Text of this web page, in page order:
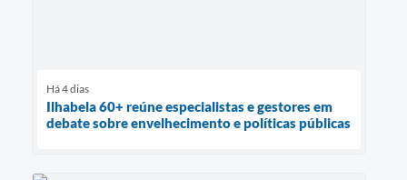
Há 4 dias
Ilhabela 60+ reúne especialistas e gestores em
debate sobre envelhecimento e políticas públicas